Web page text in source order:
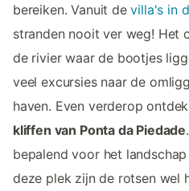
bereiken. Vanuit devilla's in
stranden nooit ver weg! Het
de rivier waar de bootjes
veel excursies naar de
haven. Even verderop
kliffen van Ponta da Piedade
bepalend voor het
deze plek zijn de rotsen wel